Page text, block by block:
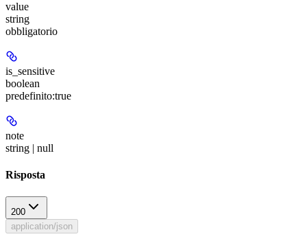
value
string
obbligatorio
is_sensitive
boolean
predefinito:true
note
string | null
Risposta
200
application/json